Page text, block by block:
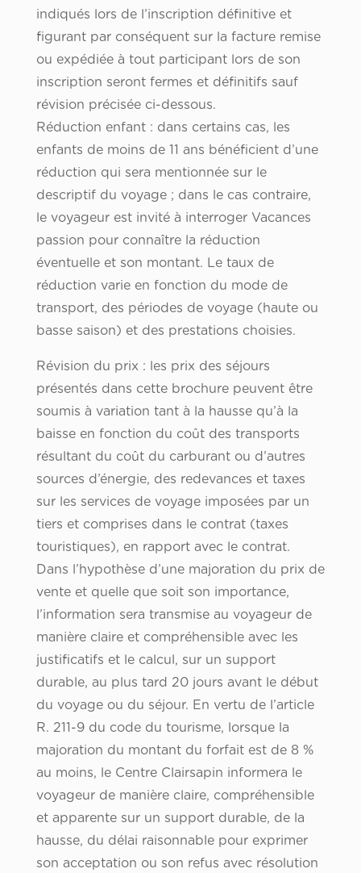
indiqués lors de l’inscription définitive et
figurant par conséquent sur la facture remise
ou expédiée à tout participant lors de son
inscription seront fermes et définitifs sauf
révision précisée ci-dessous.
Réduction enfant : dans certains cas, les
enfants de moins de 11 ans bénéficient d’une
réduction qui sera mentionnée sur le
descriptif du voyage ; dans le cas contraire,
le voyageur est invité à interroger Vacances
passion pour connaître la réduction
éventuelle et son montant. Le taux de
réduction varie en fonction du mode de
transport, des périodes de voyage (haute ou
basse saison) et des prestations choisies.
Révision du prix : les prix des séjours
présentés dans cette brochure peuvent être
soumis à variation tant à la hausse qu’à la
baisse en fonction du coût des transports
résultant du coût du carburant ou d’autres
sources d’énergie, des redevances et taxes
sur les services de voyage imposées par un
tiers et comprises dans le contrat (taxes
touristiques), en rapport avec le contrat.
Dans l’hypothèse d’une majoration du prix de
vente et quelle que soit son importance,
l’information sera transmise au voyageur de
manière claire et compréhensible avec les
justificatifs et le calcul, sur un support
durable, au plus tard 20 jours avant le début
du voyage ou du séjour. En vertu de l’article
R. 211-9 du code du tourisme, lorsque la
majoration du montant du forfait est de 8 %
au moins, le Centre Clairsapin informera le
voyageur de manière claire, compréhensible
et apparente sur un support durable, de la
hausse, du délai raisonnable pour exprimer
son acceptation ou son refus avec résolution